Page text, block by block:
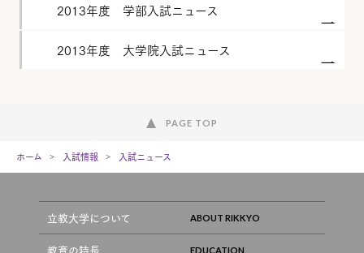
2013年度 学部入試ニュース
2013年度 大学院入試ニュース
PAGE TOP
ホーム 入試情報 入試ニュース
立教大学について